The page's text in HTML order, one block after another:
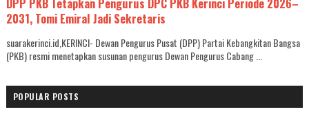
2031, Tomi Emiral Jadi Sekretaris
suarakerinci.id,KERINCI- Dewan Pengurus Pusat (DPP) Partai Kebangkitan Bangsa
(PKB) resmi menetapkan susunan pengurus Dewan Pengurus Cabang ...
POPULAR POSTS